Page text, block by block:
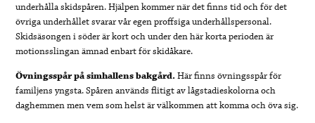
underhålla skidspåren. Hjälpen kommer när det finns tid och för det
övriga underhållet svarar vår egen proffsiga underhållspersonal.
Skidsäsongen i söder är kort och under den här korta perioden är
motionsslingan ämnad enbart för skidåkare.
Övningsspår på simhallens bakgård.Här finns övningsspår för
familjens yngsta. Spåren används flitigt av lågstadieskolorna och
daghemmen men vem som helst är välkommen att komma och öva sig.